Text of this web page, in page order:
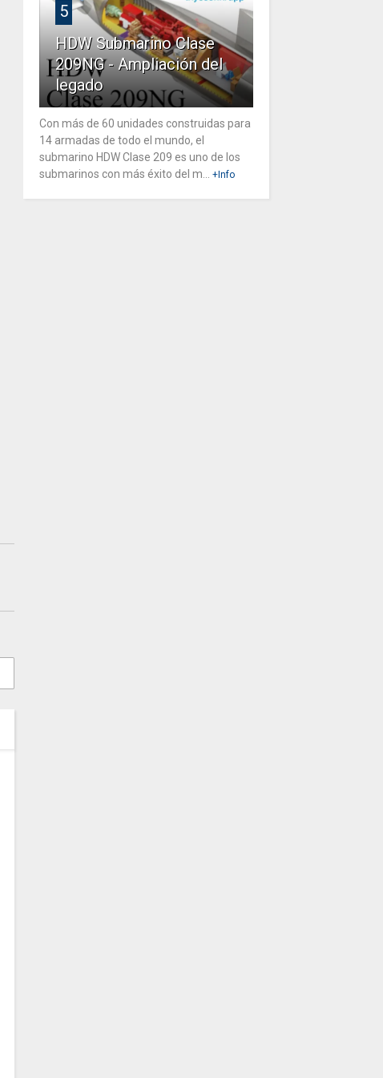
5
HDW Submarino Clase
209NG - Ampliación del
legado
Con más de 60 unidades construidas para
14 armadas de todo el mundo, el
submarino HDW Clase 209 es uno de los
submarinos con más éxito del m...
+Info